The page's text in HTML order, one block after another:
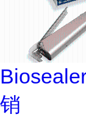
销